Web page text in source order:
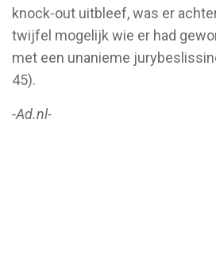
knock-out uitbleef, was er
twijfel mogelijk wie er had
met een unanieme
45).
-Ad.nl-